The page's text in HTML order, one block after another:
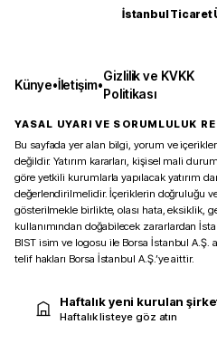
İstanbul Ticaret
Künye•İletişim•
Gizlilik ve KVKK
Politikası
YASAL UYARI VE SORUMLULUK
Bu sayfada yer alan bilgi, yorum ve içerikler
değildir. Yatırım kararları, kişisel mali
göre yetkili kurumlarla yapılacak yatırım
değerlendirilmelidir. İçeriklerin doğruluğu
gösterilmekle birlikte, olası hata, eksiklik,
kullanımından doğabilecek zararlardan
BIST isim ve logosu ile Borsa İstanbul A.Ş.
telif hakları Borsa İstanbul A.Ş.’ye aittir.
Haftalık yeni kurulan
Haftalık listeye göz atın